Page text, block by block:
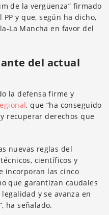
de la vergüenza” firmado
y que, según ha dicho,
La Mancha en favor del
del actual
la defensa firme y
, que “ha conseguido
recuperar derechos que
nuevas reglas del
científicos y
incorporan las cinco
que garantizan caudales
y se avanza en
ha señalado.